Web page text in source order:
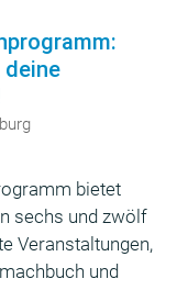
deine
bietet
sechs und zwölf
Veranstaltungen,
und